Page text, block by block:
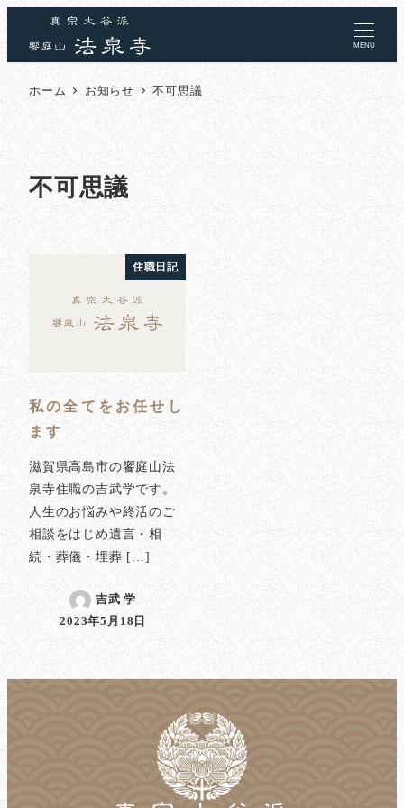
MENU
ホーム お知らせ 不可思議
不可思議
住職日記
私の全てをお任せし
ます
滋賀県高島市の饗庭山法
泉寺住職の吉武学です。
人生のお悩みや終活のご
相談をはじめ遺言・相
続・葬儀・埋葬 […]
吉武 学
投稿日
2023年5月18日